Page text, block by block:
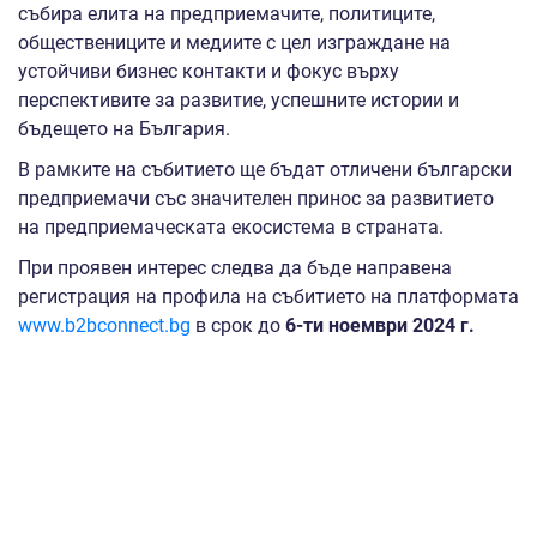
събира елита на предприемачите, политиците,
обществениците и медиите с цел изграждане на
устойчиви бизнес контакти и фокус върху
перспективите за развитие, успешните истории и
бъдещето на България.
В рамките на събитието ще бъдат отличени български
предприемачи със значителен принос за развитието
на предприемаческата екосистема в страната.
При проявен интерес следва да бъде направена
регистрация на профила на събитието на платформата
www.b2bconnect.bg в срок до 6-ти ноември 2024 г.